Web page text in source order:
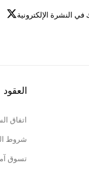
النشرة الإلكترونية
العقود
اتفاق
شروط
تسوق